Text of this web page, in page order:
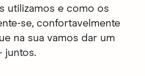
utilizamos e como os
se, confortavelmente
na sua vamos dar um
juntos.